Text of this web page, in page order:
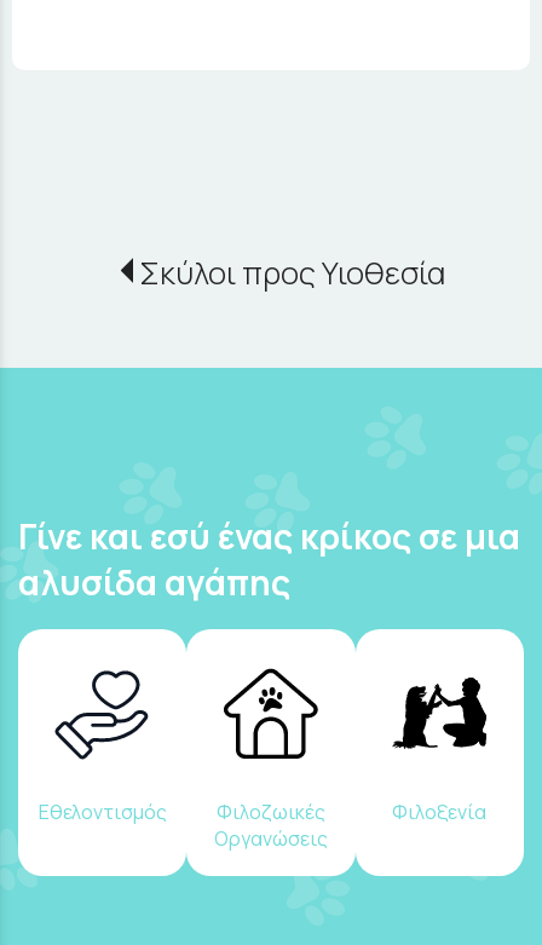
Σκύλοι προς Υιοθεσία
Γίνε και εσύ ένας κρίκος σε μια
αλυσίδα αγάπης
Εθελοντισμός
Φιλοζωικές
Οργανώσεις
Φιλοξενία